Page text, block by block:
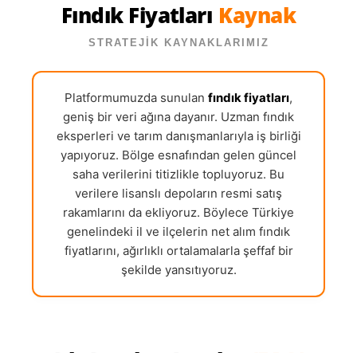
Fındık Fiyatları Kaynak
STRATEJİK KAYNAKLARIMIZ
Platformumuzda sunulan fındık fiyatları,
geniş bir veri ağına dayanır. Uzman fındık
eksperleri ve tarım danışmanlarıyla iş birliği
yapıyoruz. Bölge esnafından gelen güncel
saha verilerini titizlikle topluyoruz. Bu
verilere lisanslı depoların resmi satış
rakamlarını da ekliyoruz. Böylece Türkiye
genelindeki il ve ilçelerin net alım fındık
fiyatlarını, ağırlıklı ortalamalarla şeffaf bir
şekilde yansıtıyoruz.